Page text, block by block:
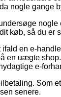
nogle gange
køb, så du er
en e-
en uægte
e-
Som
senere.